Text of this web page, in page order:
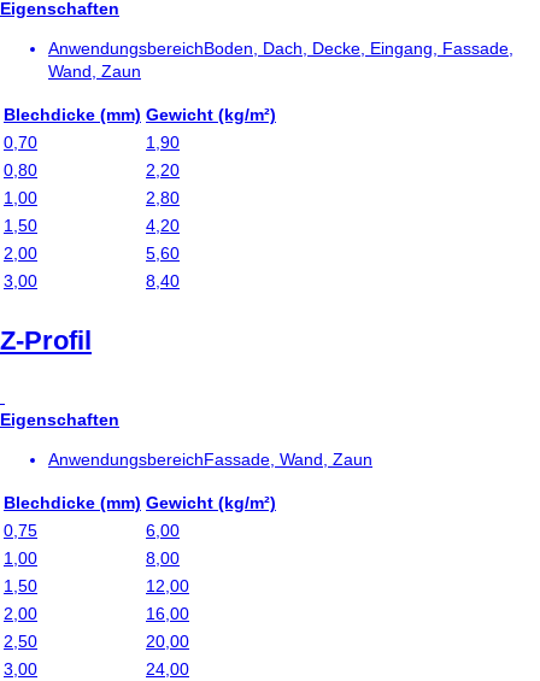
Eigenschaften
AnwendungsbereichBoden, Dach, Decke, Eingang, Fassade,
Wand, Zaun
Blechdicke (mm) Gewicht (kg/m²)
0,70
1,90
0,80
2,20
1,00
2,80
1,50
4,20
2,00
5,60
3,00
8,40
Z-Profil
Eigenschaften
AnwendungsbereichFassade, Wand, Zaun
Blechdicke (mm) Gewicht (kg/m²)
0,75
6,00
1,00
8,00
1,50
12,00
2,00
16,00
2,50
20,00
3,00
24,00